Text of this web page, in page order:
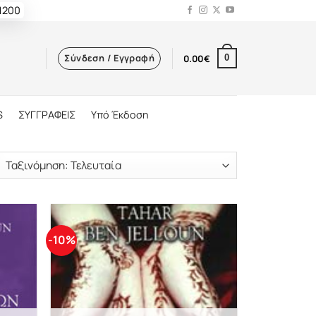
Σύνδεση / Εγγραφή 0.00€ 0
ΣΥΓΓΡΑΦΕΙΣ Υπό Έκδοση
-10%